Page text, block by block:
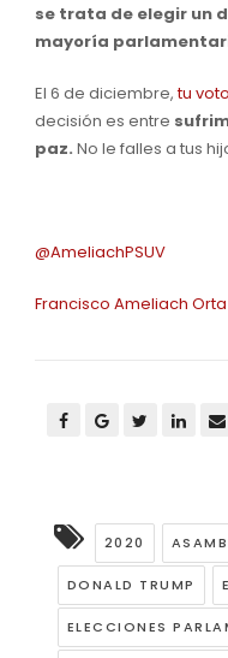
se trata de elegir un
mayoría
El 6 de diciembre,tu
decisión es entre
paz. No le falles a tus
@AmeliachPSUV
Francisco Ameliach Orta
2020
DONALD TRUMP
ELECCIONES